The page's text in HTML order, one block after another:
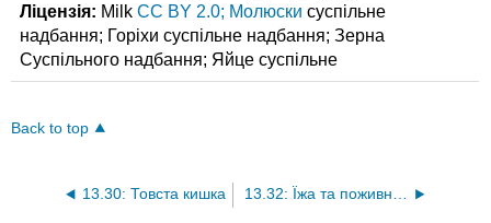
Ліцензія: MilkCC BY 2.0; Молюски суспільне
надбання; Горіхи суспільне надбання; Зерна
Суспільного надбання; Яйце суспільне
Back to top
13.30: Товста кишка